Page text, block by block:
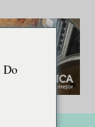
Do